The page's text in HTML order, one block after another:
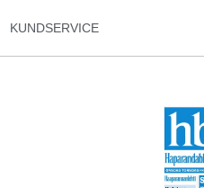
KUNDSERVICE